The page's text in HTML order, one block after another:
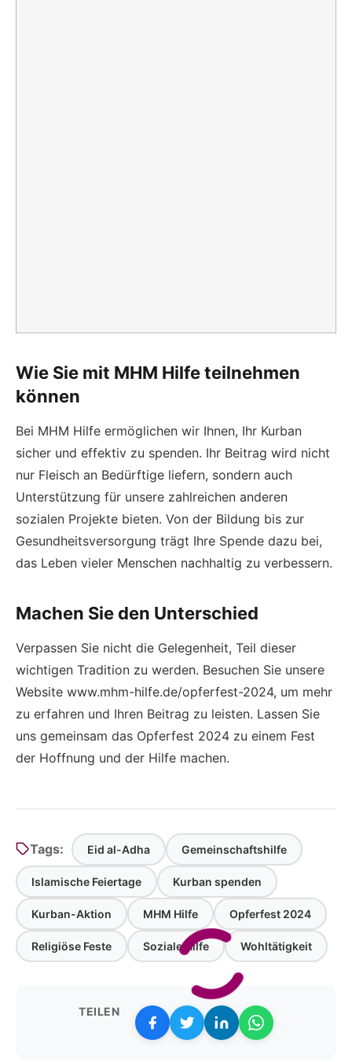
TEILEN
Wie Sie mit MHM Hilfe teilnehmen
können
Bei MHM Hilfe ermöglichen wir Ihnen, Ihr Kurban
sicher und effektiv zu spenden. Ihr Beitrag wird nicht
nur Fleisch an Bedürftige liefern, sondern auch
Unterstützung für unsere zahlreichen anderen
sozialen Projekte bieten. Von der Bildung bis zur
Gesundheitsversorgung trägt Ihre Spende dazu bei,
das Leben vieler Menschen nachhaltig zu verbessern.
Machen Sie den Unterschied
Verpassen Sie nicht die Gelegenheit, Teil dieser
wichtigen Tradition zu werden. Besuchen Sie unsere
Website www.mhm-hilfe.de/opferfest-2024, um mehr
zu erfahren und Ihren Beitrag zu leisten. Lassen Sie
uns gemeinsam das Opferfest 2024 zu einem Fest
der Hoffnung und der Hilfe machen.
Tags: Eid al-Adha Gemeinschaftshilfe
Islamische Feiertage Kurban spenden
Kurban-Aktion MHM Hilfe Opferfest 2024
Religiöse Feste Soziale Hilfe Wohltätigkeit